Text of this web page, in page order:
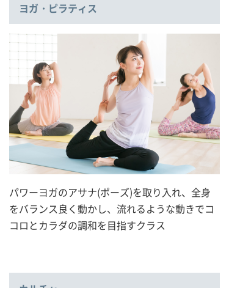
ヨガ・ピラティス
パワーヨガのアサナ(ポーズ)を取り入れ、全身
をバランス良く動かし、流れるような動きでコ
コロとカラダの調和を目指すクラス